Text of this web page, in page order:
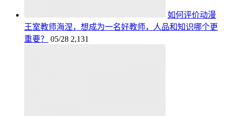
如何评价动漫
王室教师海涅，想成为一名好教师，人品和知识哪个更
重要？
05/28 2,131